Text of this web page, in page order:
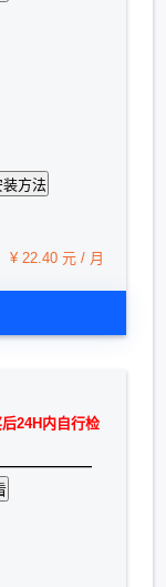
¥ 22.40 元 / 月
24H内自行检